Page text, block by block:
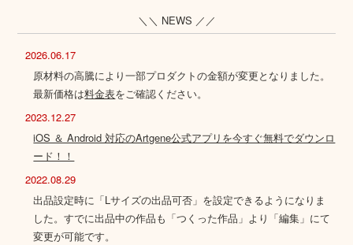
＼＼ NEWS ／／
2026.06.17
原材料の高騰により一部プロダクトの金額が変更となりました。
最新価格は料金表をご確認ください。
2023.12.27
iOS ＆ Android 対応のArtgene公式アプリを今すぐ無料でダウンロ
ード！！
2022.08.29
出品設定時に「Lサイズの出品可否」を設定できるようになりま
した。すでに出品中の作品も「つくった作品」より「編集」にて
変更が可能です。